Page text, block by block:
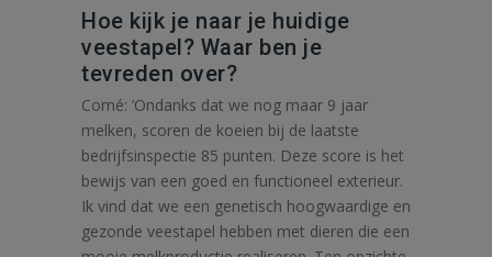
Hoe kijk je naar je huidige
veestapel? Waar ben je
tevreden over?
Corné: ‘Ondanks dat we nog maar 9 jaar
melken, scoren de koeien bij de laatste
bedrijfsinspectie 85 punten. Deze score is het
bewijs van een goed en functioneel exterieur.
Ik vind dat we een genetisch hoogwaardige en
gezonde veestapel hebben met dieren die een